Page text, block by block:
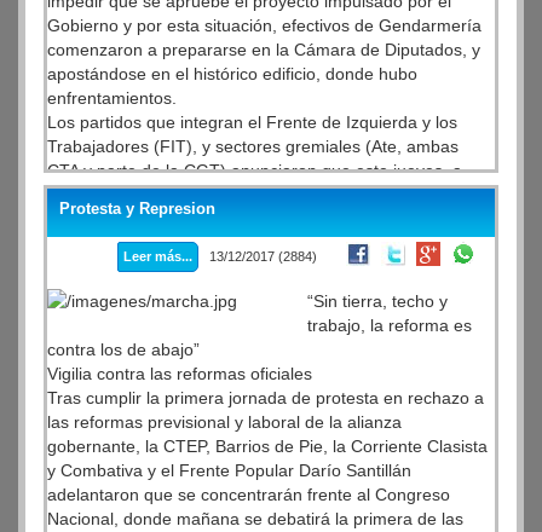
tiene el Congreso".
Gobierno y por esta situación, efectivos de Gendarmería
comenzaron a prepararse en la Cámara de Diputados, y
apostándose en el histórico edificio, donde hubo
enfrentamientos.
Los partidos que integran el Frente de Izquierda y los
Trabajadores (FIT), y sectores gremiales (Ate, ambas
CTA y parte de la CGT) anunciaron que este jueves, a
partir de las 12, se movilizarán hacia la Plaza de los Dos
Congresos junto a organizaciones sociales y sindicales
"con el objetivo de impedir que se apruebe" en la Cámara
de Diputados el proyecto de reforma previsional
impulsado por el gobierno. Ante la posibilidad de
incidentes, Gendarmería blindó el Congreso.
Protesta y Represion
Leer más... 13/12/2017 (2884)
“Sin tierra, techo y
trabajo, la reforma es
contra los de abajo”
Vigilia contra las reformas oficiales
Tras cumplir la primera jornada de protesta en rechazo a
las reformas previsional y laboral de la alianza
gobernante, la CTEP, Barrios de Pie, la Corriente Clasista
y Combativa y el Frente Popular Darío Santillán
adelantaron que se concentrarán frente al Congreso
Nacional, donde mañana se debatirá la primera de las